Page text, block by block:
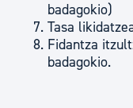
badagokio)
Tasa
Fidantza
badagokio.